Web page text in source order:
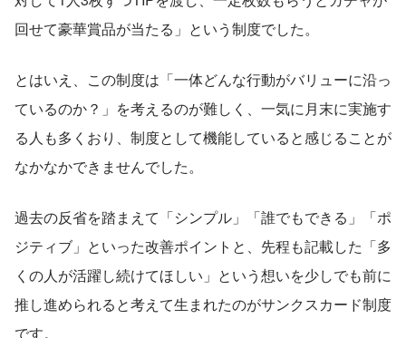
回せて豪華賞品が当たる」という制度でした。
とはいえ、この制度は「一体どんな行動がバリューに沿っ
ているのか？」を考えるのが難しく、一気に月末に実施す
る人も多くおり、制度として機能していると感じることが
なかなかできませんでした。
過去の反省を踏まえて「シンプル」「誰でもできる」「ポ
ジティブ」といった改善ポイントと、先程も記載した「多
くの人が活躍し続けてほしい」という想いを少しでも前に
推し進められると考えて生まれたのがサンクスカード制度
です。